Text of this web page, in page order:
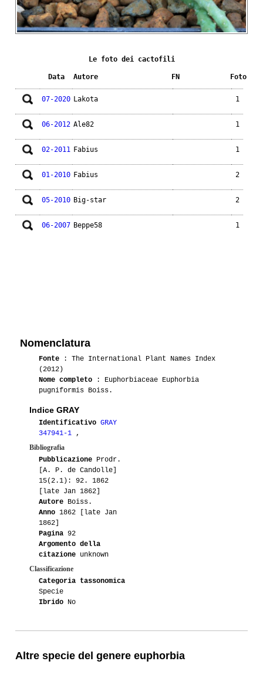
Le foto dei cactofili
Data Autore FN Foto
07-2020 Lakota 1
06-2012 Ale82 1
02-2011 Fabius 1
01-2010 Fabius 2
05-2010 Big-star 2
06-2007 Beppe58 1
Nomenclatura
Fonte : The International Plant Names Index
(2012)
Nome completo : Euphorbiaceae Euphorbia
pugniformis Boiss.
Indice GRAY
Identificativo GRAY
347941-1 ,
Bibliografia
Pubblicazione Prodr.
[A. P. de Candolle]
15(2.1): 92. 1862
[late Jan 1862]
Autore Boiss.
Anno 1862 [late Jan
1862]
Pagina 92
Argomento della
citazione unknown
Classificazione
Categoria tassonomica
Specie
Ibrido No
Altre specie del genere euphorbia